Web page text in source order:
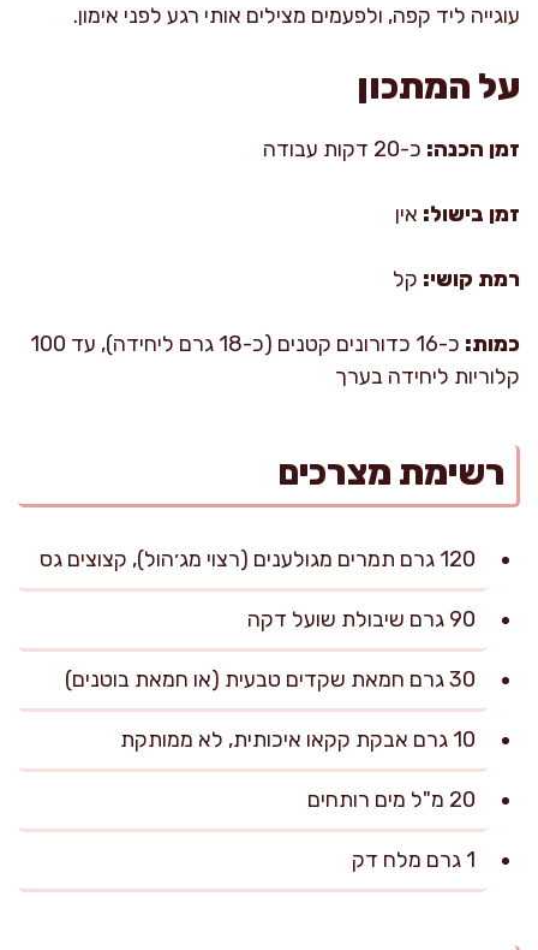
עוגייה ליד קפה, ולפעמים מצילים אותי רגע לפני אימון.
על המתכון
זמן הכנה: כ-20 דקות עבודה
זמן בישול: אין
רמת קושי: קל
כמות:
כ-16 כדורונים קטנים (כ-18 גרם ליחידה), עד 100
קלוריות ליחידה בערך
רשימת מצרכים
120 גרם תמרים מגולענים (רצוי מג׳הול), קצוצים גס
90 גרם שיבולת שועל דקה
30 גרם חמאת שקדים טבעית (או חמאת בוטנים)
10 גרם אבקת קקאו איכותית, לא ממותקת
20 מ"ל מים רותחים
1 גרם מלח דק